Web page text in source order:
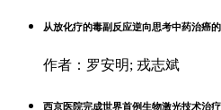
从放化疗的毒副反应逆向思考中药治癌
作者：罗安明; 戎志斌
西京医院完成世界首例生物激光技术治